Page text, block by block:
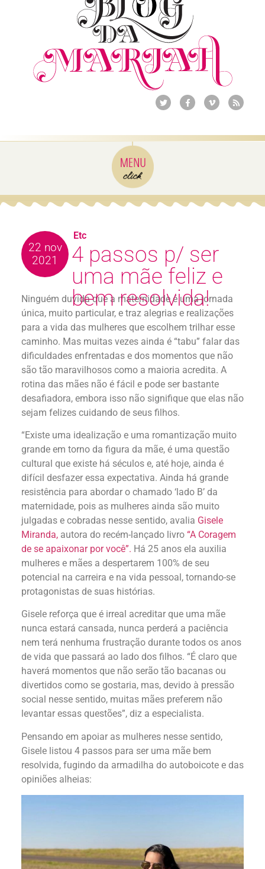
22 nov
2021
4 passos p/ ser
uma mãe feliz e
bem resolvida!
Ninguém duvida que a maternidade é uma jornada
única, muito particular, e traz alegrias e realizações
para a vida das mulheres que escolhem trilhar esse
caminho. Mas muitas vezes ainda é “tabu” falar das
dificuldades enfrentadas e dos momentos que não
são tão maravilhosos como a maioria acredita. A
rotina das mães não é fácil e pode ser bastante
desafiadora, embora isso não signifique que elas não
sejam felizes cuidando de seus filhos.
“Existe uma idealização e uma romantização muito
grande em torno da figura da mãe, é uma questão
cultural que existe há séculos e, até hoje, ainda é
difícil desfazer essa expectativa. Ainda há grande
resistência para abordar o chamado ‘lado B’ da
maternidade, pois as mulheres ainda são muito
julgadas e cobradas nesse sentido, avalia Gisele
Miranda, autora do recém-lançado livro “A Coragem
de se apaixonar por você”. Há 25 anos ela auxilia
mulheres e mães a despertarem 100% de seu
potencial na carreira e na vida pessoal, tornando-se
protagonistas de suas histórias.
Gisele reforça que é irreal acreditar que uma mãe
nunca estará cansada, nunca perderá a paciência
nem terá nenhuma frustração durante todos os anos
de vida que passará ao lado dos filhos. “É claro que
haverá momentos que não serão tão bacanas ou
divertidos como se gostaria, mas, devido à pressão
social nesse sentido, muitas mães preferem não
levantar essas questões”, diz a especialista.
Pensando em apoiar as mulheres nesse sentido,
Gisele listou 4 passos para ser uma mãe bem
resolvida, fugindo da armadilha do autoboicote e das
opiniões alheias:
Etc